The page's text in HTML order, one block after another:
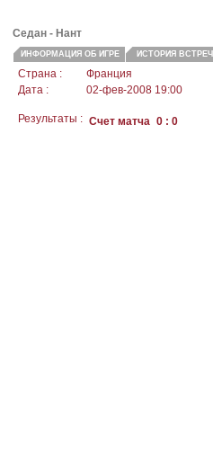
Седан - Нант
ИНФОРМАЦИЯ ОБ ИГРЕ ИСТОРИЯ ВСТРЕЧ
Страна :
Франция
Дата :
02-фев-2008 19:00
Результаты : Счет матча 0 : 0